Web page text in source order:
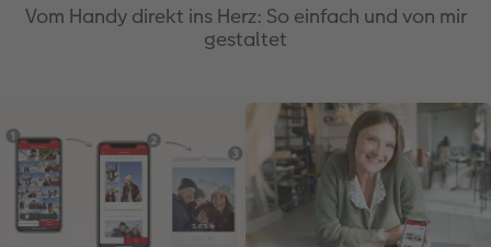
Vom Handy direkt ins Herz: So einfach und von mir
gestaltet